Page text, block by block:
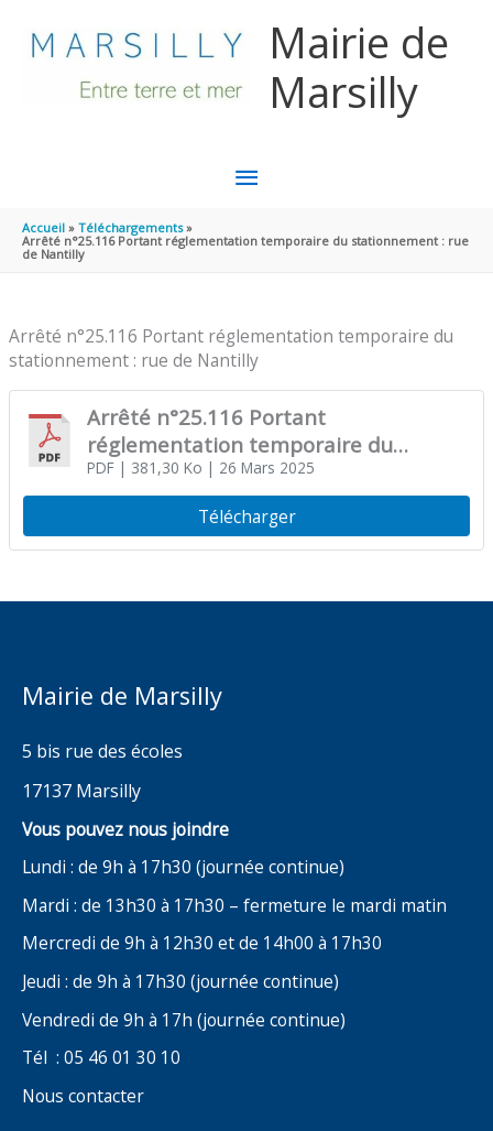
Mairie de
Marsilly
MENU
PRINCIPAL
Accueil
Téléchargements
Arrêté n°25.116 Portant réglementation temporaire du stationnement : rue
de Nantilly
Arrêté n°25.116 Portant réglementation temporaire du
stationnement : rue de Nantilly
Arrêté n°25.116 Portant
réglementation temporaire du
stationnement : rue de Nantilly
PDF| 381,30 Ko | 26 Mars 2025
Télécharger
Mairie de Marsilly
5 bis rue des écoles
17137 Marsilly
Vous pouvez nous joindre
Lundi : de 9h à 17h30 (journée continue)
Mardi : de 13h30 à 17h30 – fermeture le mardi matin
Mercredi de 9h à 12h30 et de 14h00 à 17h30
Jeudi : de 9h à 17h30 (journée continue)
Vendredi de 9h à 17h (journée continue)
Tél : 05 46 01 30 10
Nous contacter